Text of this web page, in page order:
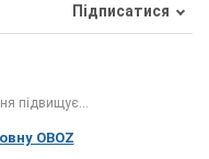
Підписатися
підвищує...
OBOZ